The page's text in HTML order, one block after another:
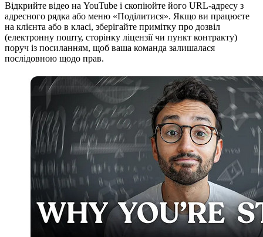
Відкрийте відео на YouTube і скопіюйте його URL-адресу з
адресного рядка або меню «Поділитися». Якщо ви працюєте
на клієнта або в класі, зберігайте примітку про дозвіл
(електронну пошту, сторінку ліцензії чи пункт контракту)
поруч із посиланням, щоб ваша команда залишалася
послідовною щодо прав.